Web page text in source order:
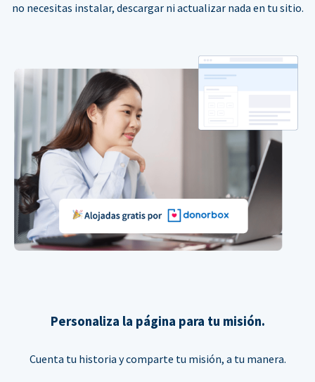
no necesitas instalar, descargar ni actualizar nada en tu sitio.
Personaliza la página para tu misión.
Cuenta tu historia y comparte tu misión, a tu manera.